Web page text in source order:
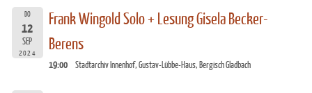
DO
12
SEP
2024
Frank Wingold Solo + Lesung Gisela Becker-
Berens
19:00 Stadtarchiv Innenhof, Gustav-Lübbe-Haus, Bergisch Gladbach